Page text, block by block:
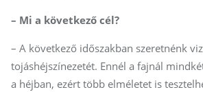
– Mi a következő cél?
– A következő időszakban szeretnénk
tojáshéjszínezetét. Ennél a fajnál
a héjban, ezért több elméletet is